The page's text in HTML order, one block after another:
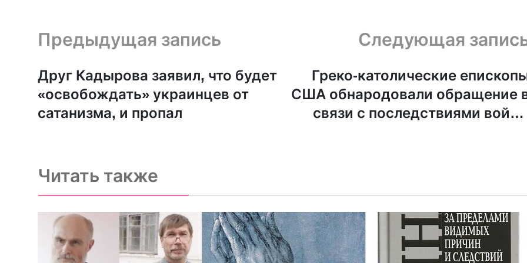
Предыдущая запись и следующая запись
Предыдущая запись
Друг Кадырова заявил, что будет
«освобождать» украинцев от
сатанизма, и пропал
Следующая
Греко-католические
США обнародовали обращение
связи с последствиями войны
Читать также